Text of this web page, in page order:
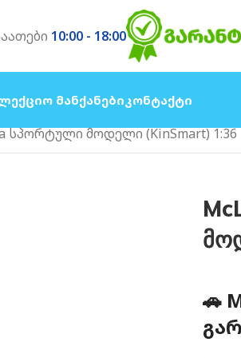
10:00 - 18:00
Მანქანები Კონტაქტი
სპორტული მოდელი (KinSmart) 1:36
🚗